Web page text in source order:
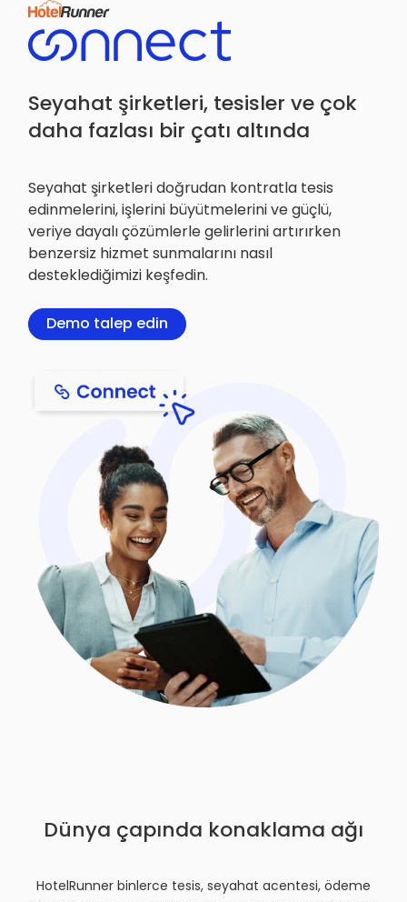
Seyahat şirketleri, tesisler ve çok
daha fazlası bir çatı altında
Seyahat şirketleri doğrudan kontratla tesis
edinmelerini, işlerini büyütmelerini ve güçlü,
veriye dayalı çözümlerle gelirlerini artırırken
benzersiz hizmet sunmalarını nasıl
desteklediğimizi keşfedin.
Demo talep edin
Dünya çapında konaklama ağı
HotelRunner binlerce tesis, seyahat acentesi, ödeme